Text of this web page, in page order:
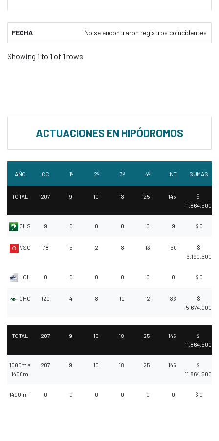
FECHA No se encontraron registros coincidentes
Showing 1 to 1 of 1 rows
ACTUACIONES EN HIPÓDROMOS
AÑO CC 1º 2º 3º 4º NT SUMAS
TOTAL 207 9 10 18 25 145
$
11.864.500
CHS 9 0 0 0 0 9 $ 0
VSC 78 5 2 8 13 50
$
6.190.500
HCH 0 0 0 0 0 0 $ 0
CHC 120 4 8 10 12 86
$
5.674.000
TOTAL 207 9 10 18 25 145
$
11.864.500
1000m a
1400m
207 9 10 18 25 145
$
11.864.500
1400m + 0 0 0 0 0 0 $ 0